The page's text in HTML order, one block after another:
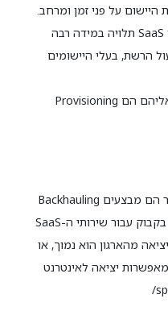
על פני זמן ומרחב.
הבטחת ביצועים טובים של שירותי SaaS תלויה במידה רבה
הרשת, בעלי היישומים
ישנם, שני היבטים שיש לשים לב אליהם הם Provisioning
: ארגונים צריכים לוודא כאשר הם מבצעים Backhauling
של התעבורה הם לא יוצרים צוואר בקבוק עבור שירותי ה-SaaS
מהארגון הוא נמוך, או
יציאה לאינטרנט